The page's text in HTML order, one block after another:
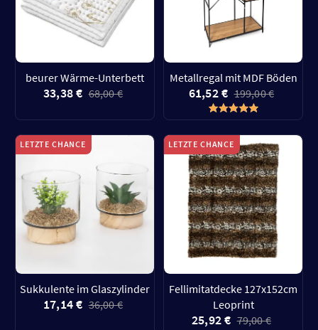
beurer Wärme-Unterbett
33,38 € 68,00 €
Metallregal mit MDF Böden
61,52 € 199,00 €
LETZTE CHANCE
Sukkulente im Glaszylinder
17,14 € 36,00 €
LETZTE CHANCE
Fellimitatdecke 127x152cm
Leoprint
25,92 € 79,00 €